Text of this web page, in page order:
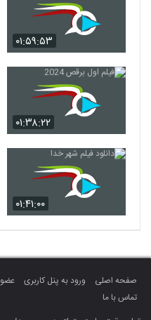
۰۱:۵۹:۵۳
۰۱:۳۸:۲۲
۰۱:۴۱:۰۰
صفحه اصلی ورود به پنل کاربری
تماس با ما